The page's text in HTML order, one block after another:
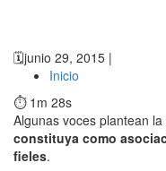
🗓️junio 29, 2015 |
Inicio
⏱️ 1m 28s
Algunas voces plantean
constituya como
fieles.